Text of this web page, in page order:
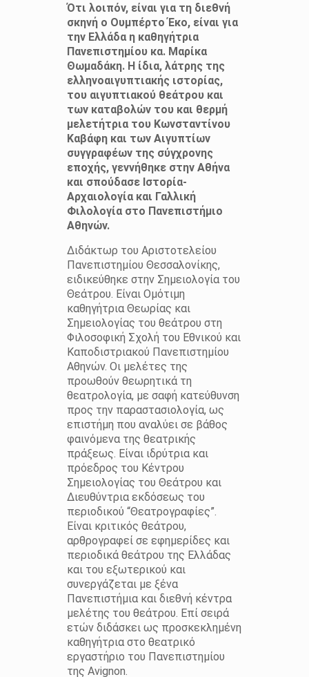
Ότι λοιπόν, είναι για τη διεθνή
σκηνή ο Ουμπέρτο Έκο, είναι για
την Ελλάδα η καθηγήτρια
Πανεπιστημίου κα. Μαρίκα
Θωμαδάκη. Η ίδια, λάτρης της
ελληνοαιγυπτιακής ιστορίας,
του αιγυπτιακού θεάτρου και
των καταβολών του και θερμή
μελετήτρια του Κωνσταντίνου
Καβάφη και των Αιγυπτίων
συγγραφέων της σύγχρονης
εποχής, γεννήθηκε στην Αθήνα
και σπούδασε Ιστορία-
Αρχαιολογία και Γαλλική
Φιλολογία στο Πανεπιστήμιο
Αθηνών.
Διδάκτωρ του Αριστοτελείου
Πανεπιστημίου Θεσσαλονίκης,
ειδικεύθηκε στην Σημειολογία του
Θεάτρου. Είναι Ομότιμη
καθηγήτρια Θεωρίας και
Σημειολογίας του θεάτρου στη
Φιλοσοφική Σχολή του Εθνικού και
Καποδιστριακού Πανεπιστημίου
Αθηνών. Οι μελέτες της
προωθούν θεωρητικά τη
θεατρολογία, με σαφή κατεύθυνση
προς την παραστασιολογία, ως
επιστήμη που αναλύει σε βάθος
φαινόμενα της θεατρικής
πράξεως. Είναι ιδρύτρια και
πρόεδρος του Κέντρου
Σημειολογίας του Θεάτρου και
Διευθύντρια εκδόσεως του
περιοδικού “Θεατρογραφίες”.
Είναι κριτικός θεάτρου,
αρθρογραφεί σε εφημερίδες και
περιοδικά θεάτρου της Ελλάδας
και του εξωτερικού και
συνεργάζεται με ξένα
Πανεπιστήμια και διεθνή κέντρα
μελέτης του θεάτρου. Επί σειρά
ετών διδάσκει ως προσκεκλημένη
καθηγήτρια στο θεατρικό
εργαστήριο του Πανεπιστημίου
της Avignon.